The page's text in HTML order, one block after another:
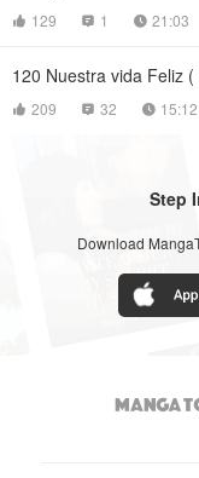
 129  1  21:03
120 Nuestra vida Feliz (
 209  32  15:12
Step
Download